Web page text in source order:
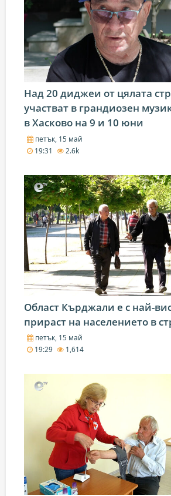
Над 20 диджеи от цялата
участват в грандиозен
в Хасково на 9 и 10 юни
петък, 15 май
19:31
2.6k
Област Кърджали е с най-
прираст на населението в
петък, 15 май
19:29
1,614